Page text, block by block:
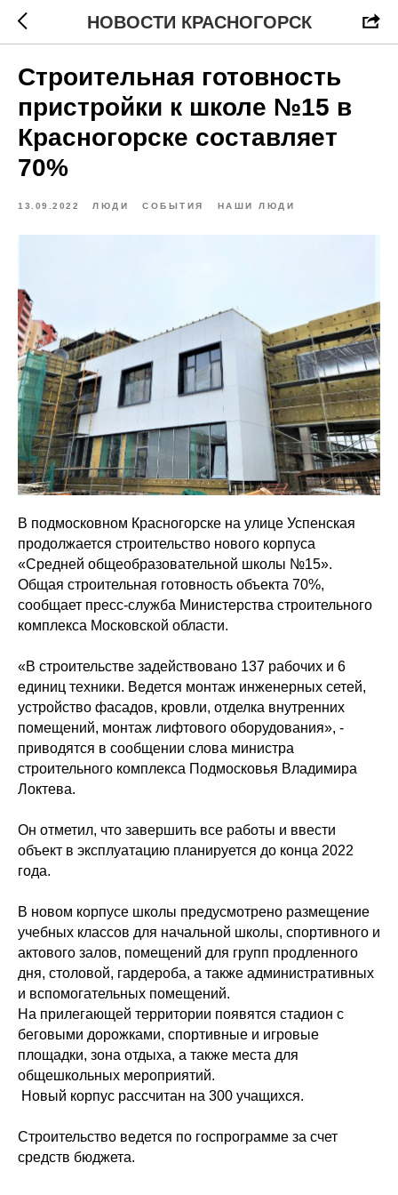
НОВОСТИ КРАСНОГОРСК
Строительная готовность
пристройки к школе №15 в
Красногорске составляет
70%
13.09.2022 ЛЮДИ СОБЫТИЯ НАШИ ЛЮДИ
В подмосковном Красногорске на улице Успенская
продолжается строительство нового корпуса
«Средней общеобразовательной школы №15».
Общая строительная готовность объекта 70%,
сообщает пресс-служба Министерства строительного
комплекса Московской области.
«В строительстве задействовано 137 рабочих и 6
единиц техники. Ведется монтаж инженерных сетей,
устройство фасадов, кровли, отделка внутренних
помещений, монтаж лифтового оборудования», -
приводятся в сообщении слова министра
строительного комплекса Подмосковья Владимира
Локтева.
Он отметил, что завершить все работы и ввести
объект в эксплуатацию планируется до конца 2022
года.
В новом корпусе школы предусмотрено размещение
учебных классов для начальной школы, спортивного и
актового залов, помещений для групп продленного
дня, столовой, гардероба, а также административных
и вспомогательных помещений.
На прилегающей территории появятся стадион с
беговыми дорожками, спортивные и игровые
площадки, зона отдыха, а также места для
общешкольных мероприятий.
Новый корпус рассчитан на 300 учащихся.
Строительство ведется по госпрограмме за счет
средств бюджета.